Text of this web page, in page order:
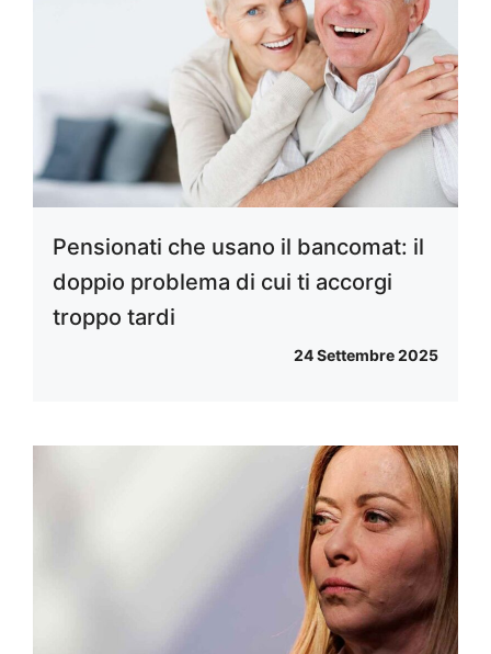
Pensionati che usano il bancomat: il
doppio problema di cui ti accorgi
troppo tardi
24 Settembre 2025